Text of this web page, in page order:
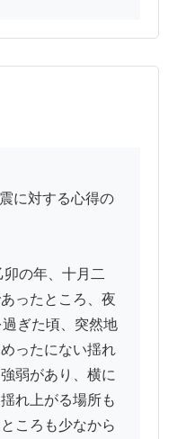
の年、十月二
ったところ、夜
ぎた頃、突然地
ったにない揺れ
弱があり、横に
れ上がる場所も
ころも少なから